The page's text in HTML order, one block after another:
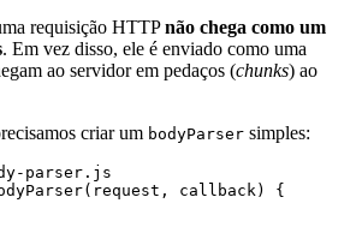
requisição HTTPnão chega como um
. Em vez disso, ele é enviado como uma
ao servidor em pedaços (chunks) ao
criar um bodyParser simples:
parser.js
callback) {